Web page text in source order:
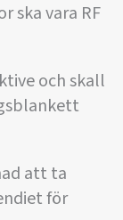
ska vara RF
och skall
att ta
för